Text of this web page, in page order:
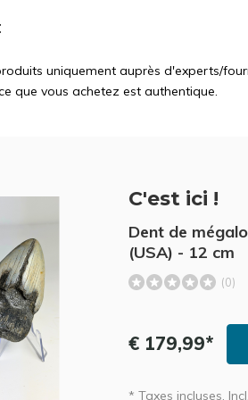
uniquement auprès d'experts/
que vous achetez est authentique.
C'est ici !
Dent de
(USA) - 12 cm
(0)
€ 179,99*
* Taxes incluses, Incl.